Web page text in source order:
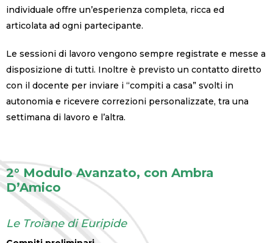
individuale offre un’esperienza completa, ricca ed
articolata ad ogni partecipante.
Le sessioni di lavoro vengono sempre registrate e messe a
disposizione di tutti. Inoltre è previsto un contatto diretto
con il docente per inviare i “compiti a casa” svolti in
autonomia e ricevere correzioni personalizzate, tra una
settimana di lavoro e l’altra.
2° Modulo Avanzato, con Ambra
D’Amico
Le Troiane di Euripide